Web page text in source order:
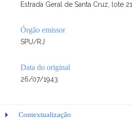
Estrada Geral de Santa Cruz, lote 21
Órgão emissor
SPU/RJ
Data do original
26/07/1943
Contextualização